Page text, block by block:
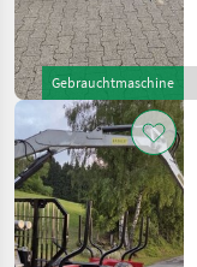
Gebrauchtmaschine